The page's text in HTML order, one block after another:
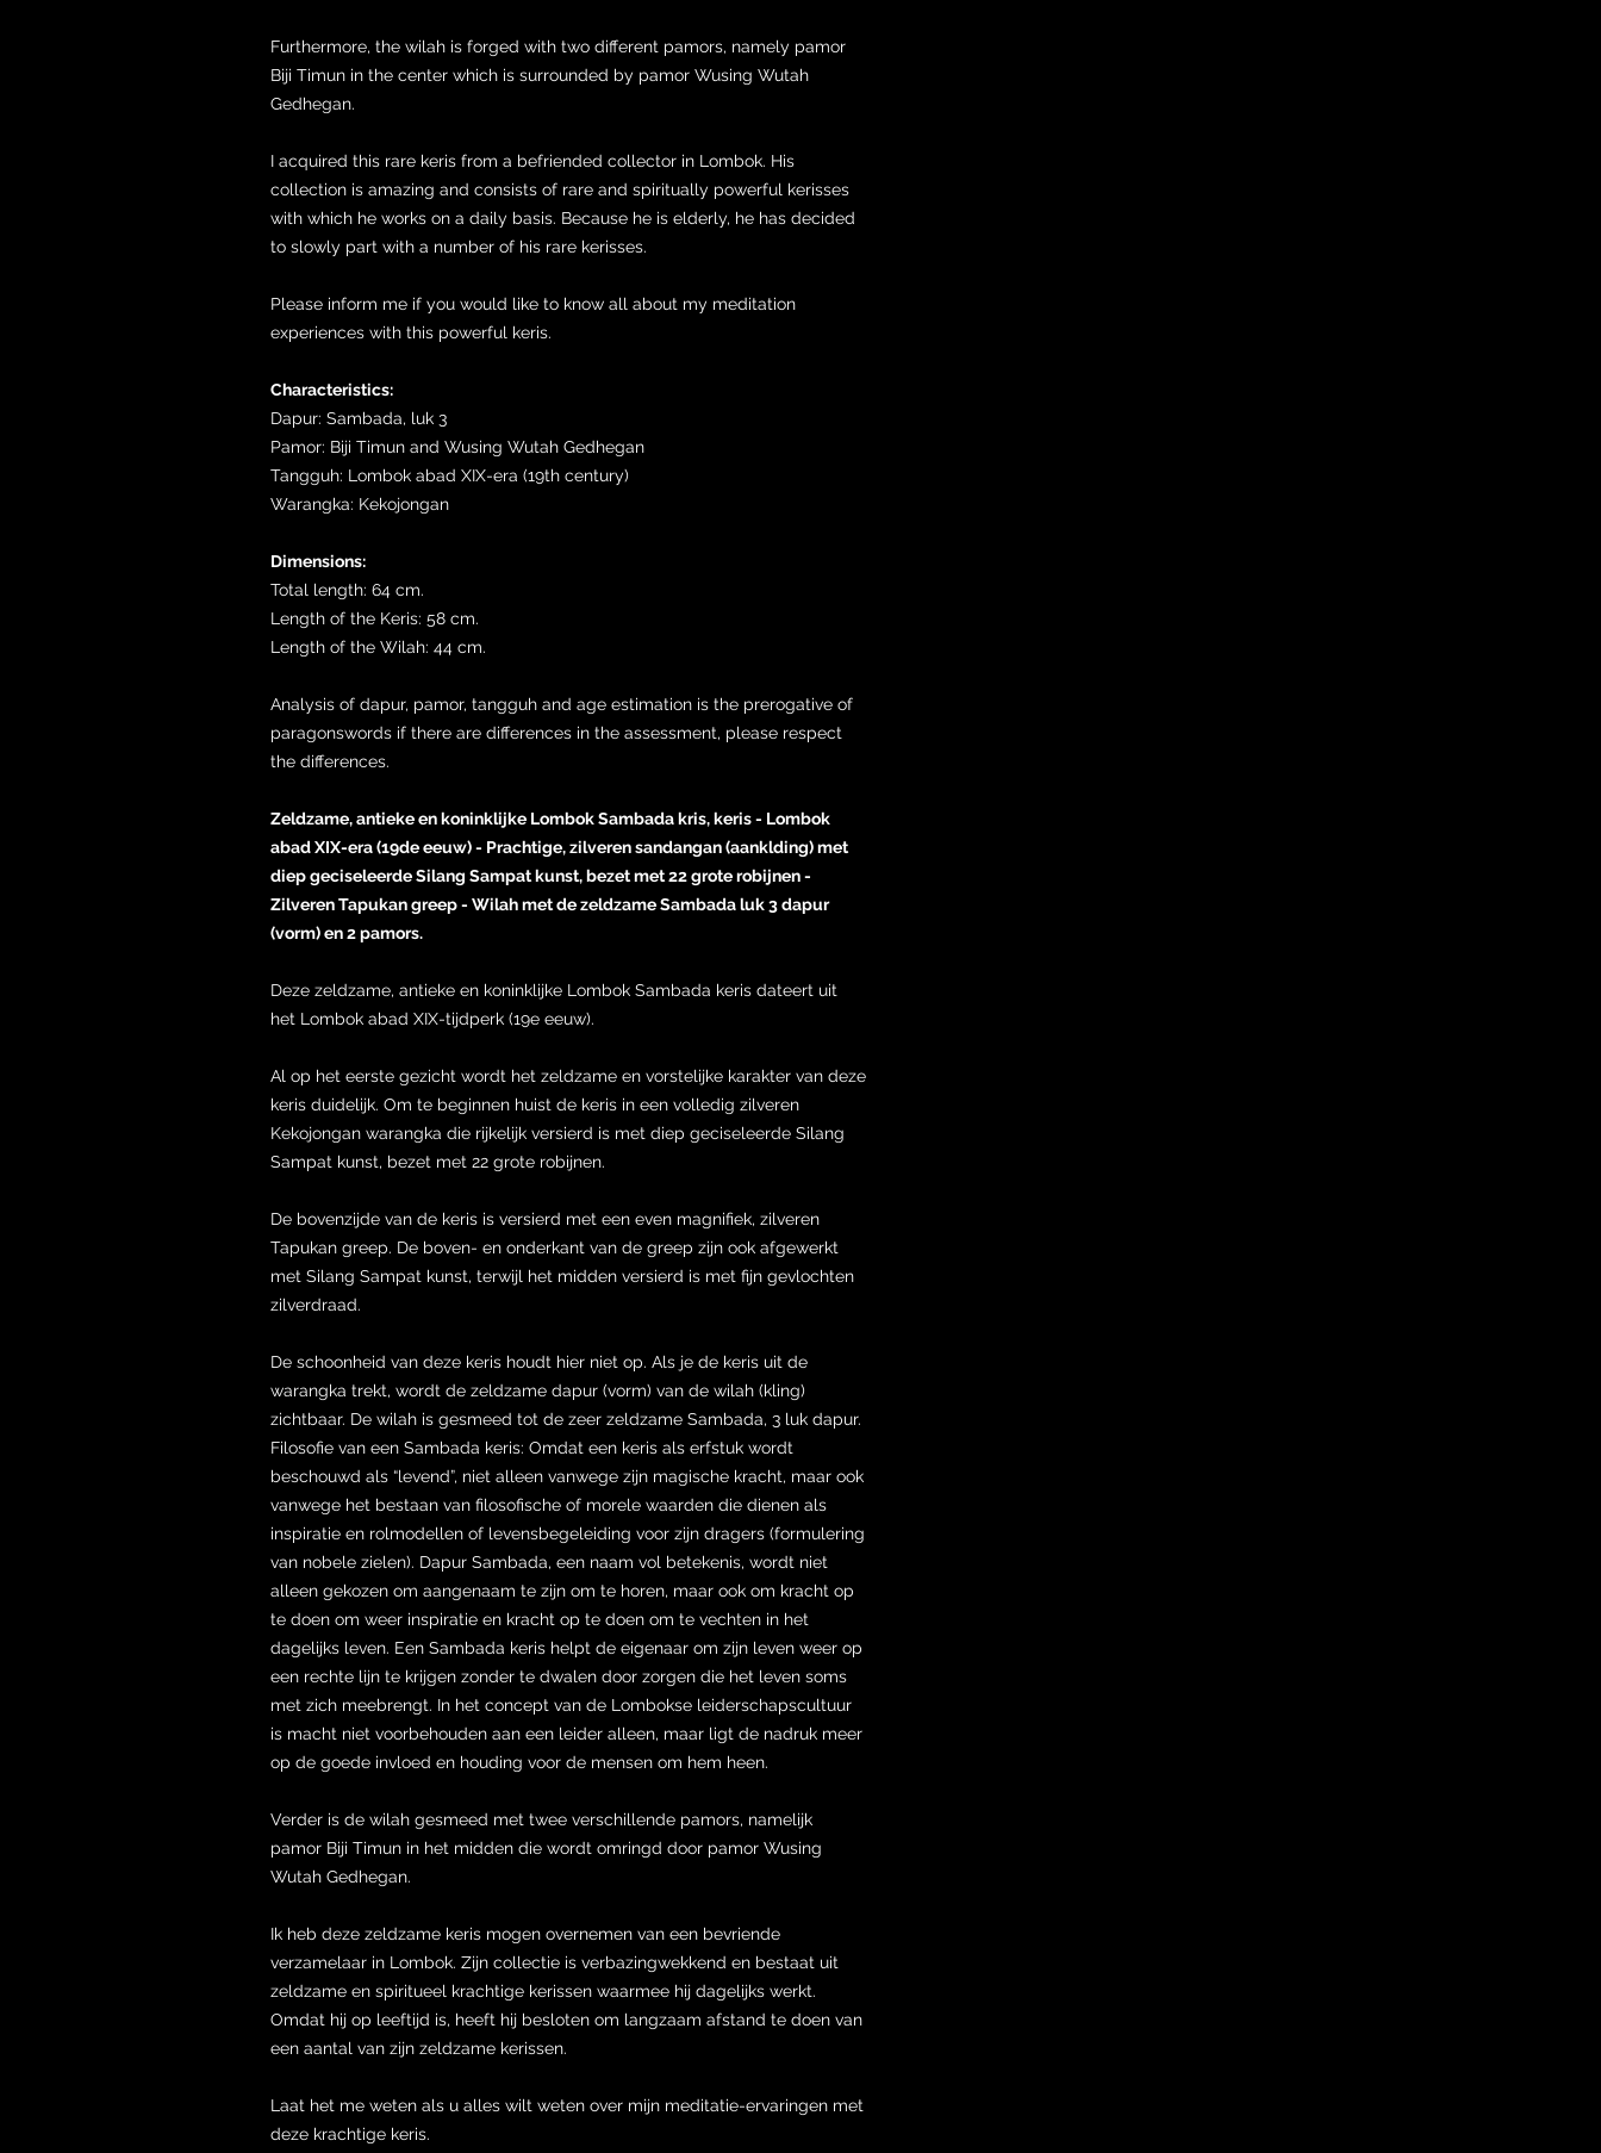
Furthermore, the wilah is forged with two different pamors, namely pamor
Biji Timun in the center which is surrounded by pamor Wusing Wutah
Gedhegan.
I acquired this rare keris from a befriended collector in Lombok. His
collection is amazing and consists of rare and spiritually powerful kerisses
with which he works on a daily basis. Because he is elderly, he has decided
to slowly part with a number of his rare kerisses.
Please inform me if you would like to know all about my meditation
experiences with this powerful keris.
Characteristics:
Dapur: Sambada, luk 3
Pamor: Biji Timun and Wusing Wutah Gedhegan
Tangguh: Lombok abad XIX-era (19th century)
Warangka: Kekojongan
Dimensions:
Total length: 64 cm.
Length of the Keris: 58 cm.
Length of the Wilah: 44 cm.
Analysis of dapur, pamor, tangguh and age estimation is the prerogative of
paragonswords if there are differences in the assessment, please respect
the differences.
Zeldzame, antieke en koninklijke Lombok Sambada kris, keris - Lombok
abad XIX-era (19de eeuw) - Prachtige, zilveren sandangan (aanklding) met
diep geciseleerde Silang Sampat kunst, bezet met 22 grote robijnen -
Zilveren Tapukan greep - Wilah met de zeldzame Sambada luk 3 dapur
(vorm) en 2 pamors.
Deze zeldzame, antieke en koninklijke Lombok Sambada keris dateert uit
het Lombok abad XIX-tijdperk (19e eeuw).
Al op het eerste gezicht wordt het zeldzame en vorstelijke karakter van deze
keris duidelijk. Om te beginnen huist de keris in een volledig zilveren
Kekojongan warangka die rijkelijk versierd is met diep geciseleerde Silang
Sampat kunst, bezet met 22 grote robijnen.
De bovenzijde van de keris is versierd met een even magnifiek, zilveren
Tapukan greep. De boven- en onderkant van de greep zijn ook afgewerkt
met Silang Sampat kunst, terwijl het midden versierd is met fijn gevlochten
zilverdraad.
De schoonheid van deze keris houdt hier niet op. Als je de keris uit de
warangka trekt, wordt de zeldzame dapur (vorm) van de wilah (kling)
zichtbaar. De wilah is gesmeed tot de zeer zeldzame Sambada, 3 luk dapur.
Filosofie van een Sambada keris: Omdat een keris als erfstuk wordt
beschouwd als “levend”, niet alleen vanwege zijn magische kracht, maar ook
vanwege het bestaan van filosofische of morele waarden die dienen als
inspiratie en rolmodellen of levensbegeleiding voor zijn dragers (formulering
van nobele zielen). Dapur Sambada, een naam vol betekenis, wordt niet
alleen gekozen om aangenaam te zijn om te horen, maar ook om kracht op
te doen om weer inspiratie en kracht op te doen om te vechten in het
dagelijks leven. Een Sambada keris helpt de eigenaar om zijn leven weer op
een rechte lijn te krijgen zonder te dwalen door zorgen die het leven soms
met zich meebrengt. In het concept van de Lombokse leiderschapscultuur
is macht niet voorbehouden aan een leider alleen, maar ligt de nadruk meer
op de goede invloed en houding voor de mensen om hem heen.
Verder is de wilah gesmeed met twee verschillende pamors, namelijk
pamor Biji Timun in het midden die wordt omringd door pamor Wusing
Wutah Gedhegan.
Ik heb deze zeldzame keris mogen overnemen van een bevriende
verzamelaar in Lombok. Zijn collectie is verbazingwekkend en bestaat uit
zeldzame en spiritueel krachtige kerissen waarmee hij dagelijks werkt.
Omdat hij op leeftijd is, heeft hij besloten om langzaam afstand te doen van
een aantal van zijn zeldzame kerissen.
Laat het me weten als u alles wilt weten over mijn meditatie-ervaringen met
deze krachtige keris.